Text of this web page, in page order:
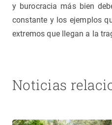
y burocracia más bien
constante y los ejemplos
extremos que llegan a la
Noticias